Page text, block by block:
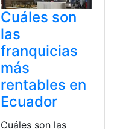
Cuáles son
las
franquicias
más
rentables en
Ecuador
Cuáles son las